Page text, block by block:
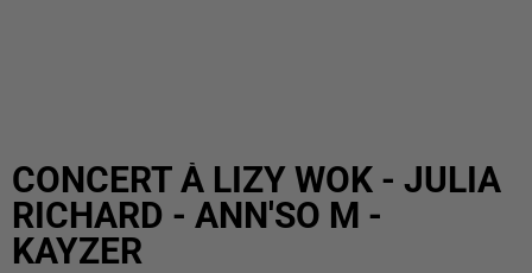
CONCERT À LIZY WOK - JULIA
RICHARD - ANN'SO M -
KAYZER